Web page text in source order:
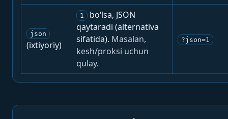
json
(ixtiyoriy)
1
bo‘lsa, JSON
qaytaradi (alternativa
sifatida). Masalan,
kesh/proksi uchun
qulay.
?json=1